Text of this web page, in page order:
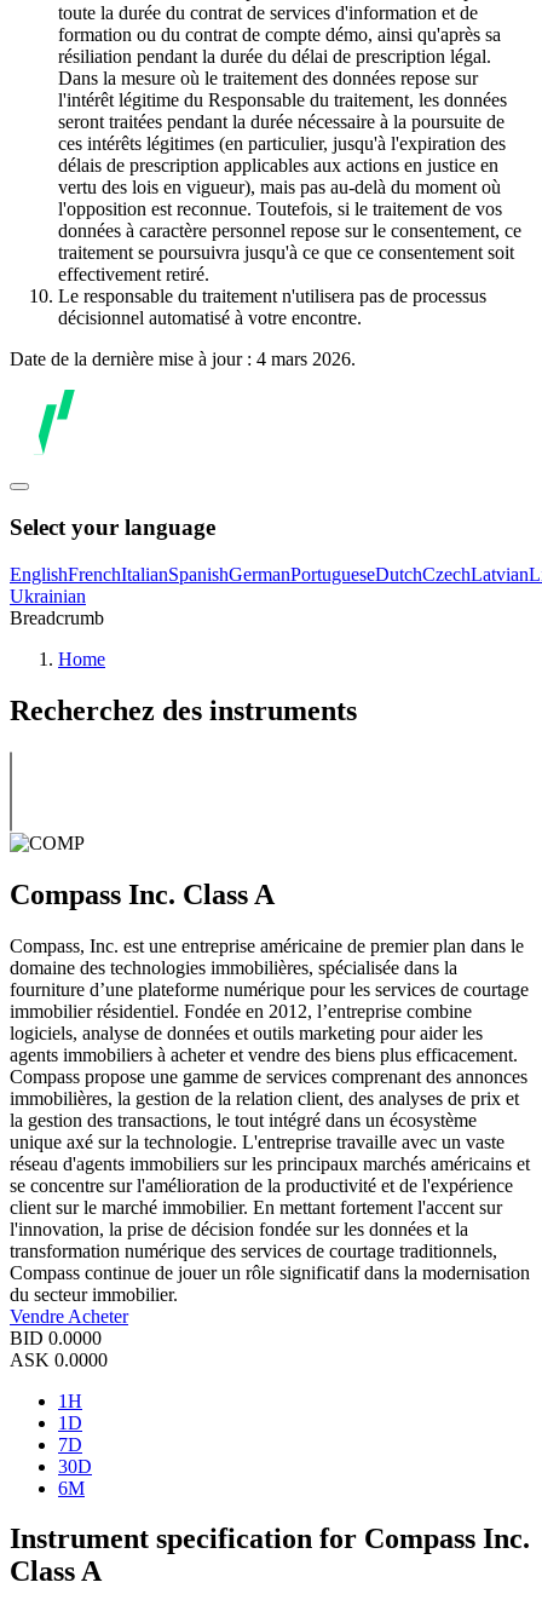
toute la durée du contrat de services d'information et de
formation ou du contrat de compte démo, ainsi qu'après sa
résiliation pendant la durée du délai de prescription légal.
Dans la mesure où le traitement des données repose sur
l'intérêt légitime du Responsable du traitement, les données
seront traitées pendant la durée nécessaire à la poursuite de
ces intérêts légitimes (en particulier, jusqu'à l'expiration des
délais de prescription applicables aux actions en justice en
vertu des lois en vigueur), mais pas au-delà du moment où
l'opposition est reconnue. Toutefois, si le traitement de vos
données à caractère personnel repose sur le consentement, ce
traitement se poursuivra jusqu'à ce que ce consentement soit
effectivement retiré.
Le responsable du traitement n'utilisera pas de processus
décisionnel automatisé à votre encontre.
Date de la dernière mise à jour : 4 mars 2026.
Select your language
EnglishFrenchItalianSpanishGermanPortugueseDutchCzechLatvian
Ukrainian
Breadcrumb
Home
Recherchez des instruments
Compass Inc. Class A
Compass, Inc. est une entreprise américaine de premier plan dans le
domaine des technologies immobilières, spécialisée dans la
fourniture d’une plateforme numérique pour les services de courtage
immobilier résidentiel. Fondée en 2012, l’entreprise combine
logiciels, analyse de données et outils marketing pour aider les
agents immobiliers à acheter et vendre des biens plus efficacement.
Compass propose une gamme de services comprenant des annonces
immobilières, la gestion de la relation client, des analyses de prix et
la gestion des transactions, le tout intégré dans un écosystème
unique axé sur la technologie. L'entreprise travaille avec un vaste
réseau d'agents immobiliers sur les principaux marchés américains et
se concentre sur l'amélioration de la productivité et de l'expérience
client sur le marché immobilier. En mettant fortement l'accent sur
l'innovation, la prise de décision fondée sur les données et la
transformation numérique des services de courtage traditionnels,
Compass continue de jouer un rôle significatif dans la modernisation
du secteur immobilier.
Vendre Acheter
BID 0.0000
ASK 0.0000
1H
1D
7D
30D
6M
Instrument specification for Compass Inc.
Class A